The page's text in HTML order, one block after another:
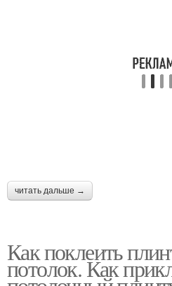
читать дальше →
Как поклеить
потолок. Как